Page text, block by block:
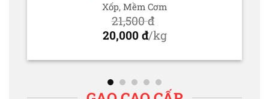
Xốp, Mềm Cơm
21,500đ
Giá
là:
21,500 đ.
20,000 đ/kg
hiện
tại
là: